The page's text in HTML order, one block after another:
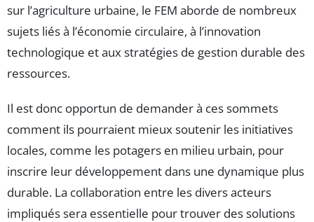
sur l’agriculture urbaine, le FEM aborde de nombreux
sujets liés à l’économie circulaire, à l’innovation
technologique et aux stratégies de gestion durable des
ressources.
Il est donc opportun de demander à ces sommets
comment ils pourraient mieux soutenir les initiatives
locales, comme les potagers en milieu urbain, pour
inscrire leur développement dans une dynamique plus
durable. La collaboration entre les divers acteurs
impliqués sera essentielle pour trouver des solutions